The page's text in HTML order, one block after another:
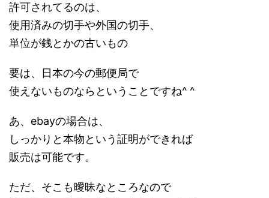
許可されてるのは、
使用済みの切手や外国の切手、
単位が銭とかの古いもの
要は、日本の今の郵便局で
使えないものならということですね^ ^
あ、ebayの場合は、
しっかりと本物という証明ができれば
販売は可能です。
ただ、そこも曖昧なところなので